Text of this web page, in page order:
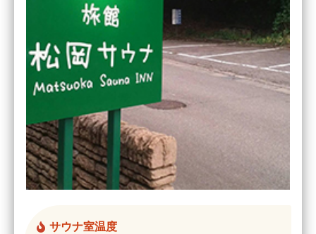
サウナ室温度